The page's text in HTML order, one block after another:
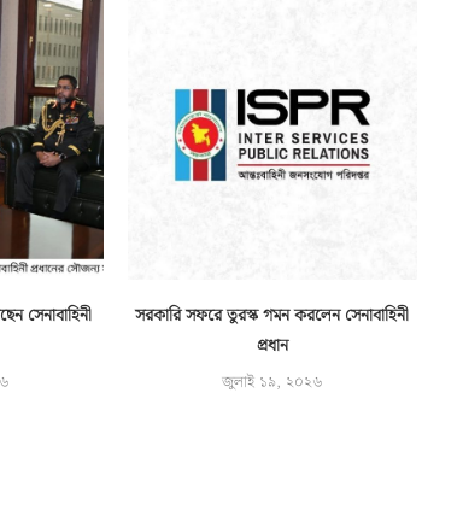
সেনাবাহিনী
সরকারি সফরে তুরস্ক গমন করলেন সেনাবাহিনী
প্রধান
জুলাই ১৯, ২০২৬